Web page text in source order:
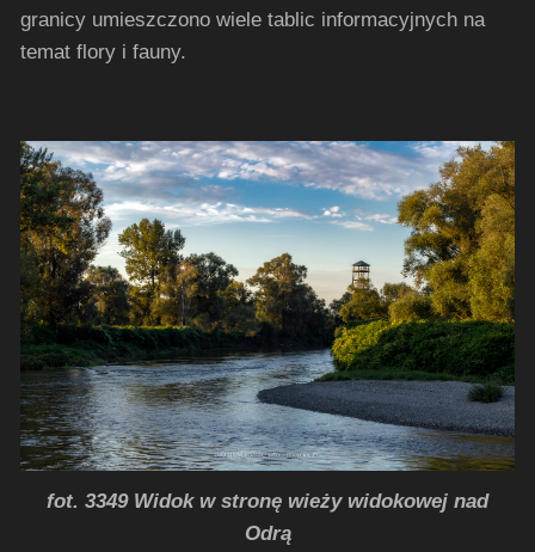
granicy umieszczono wiele tablic informacyjnych na
temat flory i fauny.
fot. 3349 Widok w stronę wieży widokowej nad
Odrą